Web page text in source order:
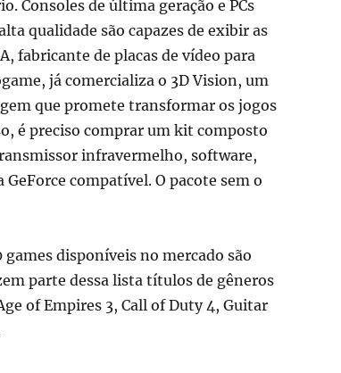
Consoles de última geração e PCs
qualidade são capazes de exibir as
fabricante de placas de vídeo para
já comercializa o 3D Vision, um
que promete transformar os jogos
é preciso comprar um kit composto
infravermelho, software,
compatível. O pacote sem o
disponíveis no mercado são
parte dessa lista títulos de gêneros
of Empires 3, Call of Duty 4, Guitar